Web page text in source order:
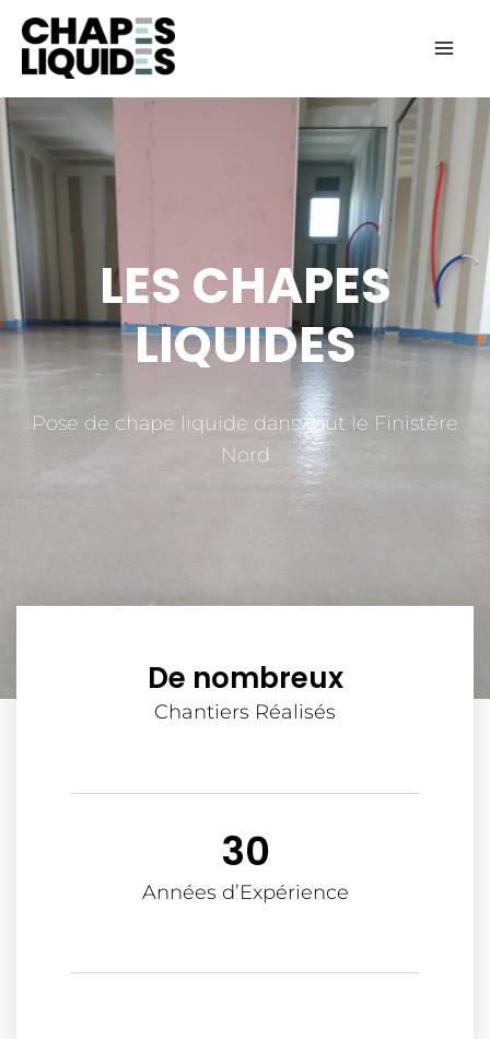
Aller
contenu
LES CHAPES
LIQUIDES
Pose de chape liquide dans tout le Finistère
Nord
De nombreux
Chantiers Réalisés
30
Années d’Expérience